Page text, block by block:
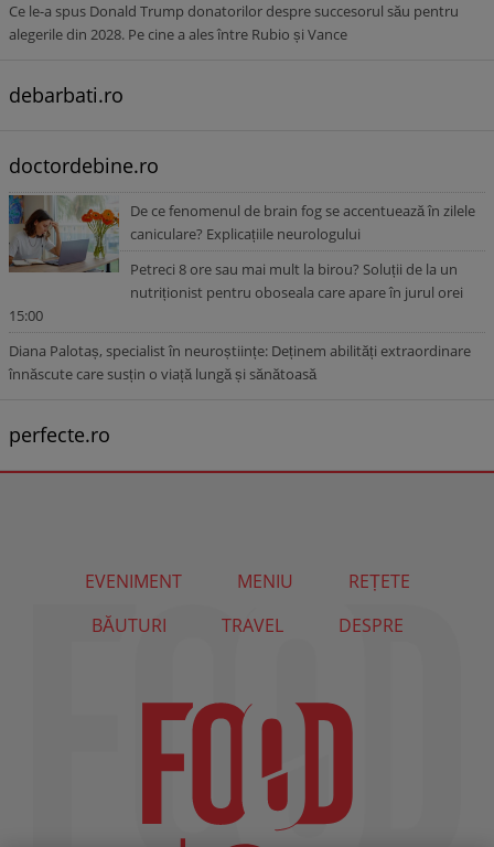
Ce le-a spus Donald Trump donatorilor despre succesorul său pentru
alegerile din 2028. Pe cine a ales între Rubio și Vance
debarbati.ro
doctordebine.ro
De ce fenomenul de brain fog se accentuează în zilele
caniculare? Explicațiile neurologului
Petreci 8 ore sau mai mult la birou? Soluții de la un
nutriționist pentru oboseala care apare în jurul orei
15:00
Diana Palotaș, specialist în neuroștiințe: Deținem abilități extraordinare
înnăscute care susțin o viață lungă și sănătoasă
perfecte.ro
EVENIMENT MENIU
REȚETE
BĂUTURI
TRAVEL DESPRE